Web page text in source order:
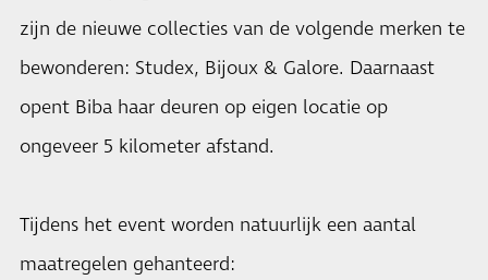
zijn de nieuwe collecties van de volgende merken te
bewonderen: Studex, Bijoux & Galore. Daarnaast
opent Biba haar deuren op eigen locatie op
ongeveer 5 kilometer afstand.
Tijdens het event worden natuurlijk een aantal
maatregelen gehanteerd: